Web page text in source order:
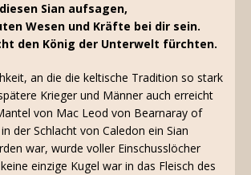
Sian aufsagen,
Wesen und Kräfte bei dir sein.
den König der Unterwelt fürchten.
an die die keltische Tradition so stark
Krieger und Männer auch erreicht
von Mac Leod von Bearnaray of
der Schlacht von Caledon ein Sian
war, wurde voller Einschusslöcher
einzige Kugel war in das Fleisch des